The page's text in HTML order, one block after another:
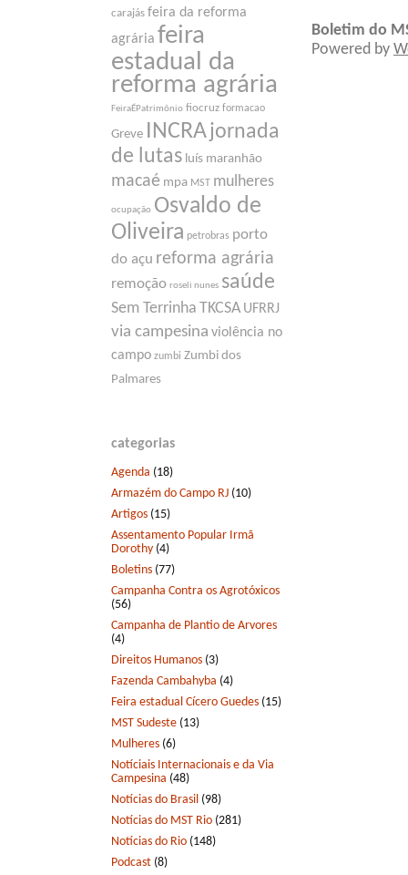
carajás feira da reforma
agrária feira
estadual da
reforma agrária
FeiraÉPatrimônio fiocruz formacao
Greve INCRA jornada
de lutas luís maranhão
macaé mpa MST mulheres
ocupação Osvaldo de
Oliveira petrobras porto
do açu reforma agrária
remoção roseli nunes saúde
Sem Terrinha TKCSA UFRRJ
via campesina violência no
campo zumbi Zumbi dos
Palmares
categorias
Agenda (18)
Armazém do Campo RJ (10)
Artigos (15)
Assentamento Popular Irmã
Dorothy (4)
Boletins (77)
Campanha Contra os Agrotóxicos
(56)
Campanha de Plantio de Arvores
(4)
Direitos Humanos (3)
Fazenda Cambahyba (4)
Feira estadual Cícero Guedes (15)
MST Sudeste (13)
Mulheres (6)
Notíciais Internacionais e da Via
Campesina (48)
Notícias do Brasil (98)
Notícias do MST Rio (281)
Notícias do Rio (148)
Podcast (8)
Boletim do
Powered by